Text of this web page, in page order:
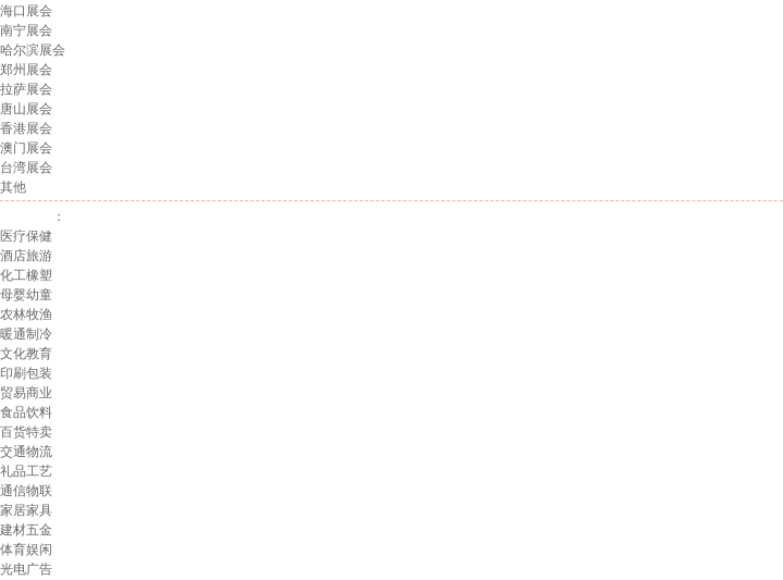
海口展会
南宁展会
哈尔滨展会
郑州展会
拉萨展会
唐山展会
香港展会
澳门展会
台湾展会
其他
：
医疗保健
酒店旅游
化工橡塑
母婴幼童
农林牧渔
暖通制冷
文化教育
印刷包装
贸易商业
食品饮料
百货特卖
交通物流
礼品工艺
通信物联
家居家具
建材五金
体育娱闲
光电广告